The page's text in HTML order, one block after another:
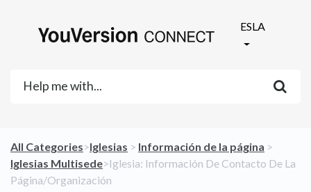
ESLA
All Categories​>​​Iglesias ​ > ​ ​Información de la página ​ > ​
Iglesias Multisede​>​ Iglesia: Información De Contacto De La
Página/Organización